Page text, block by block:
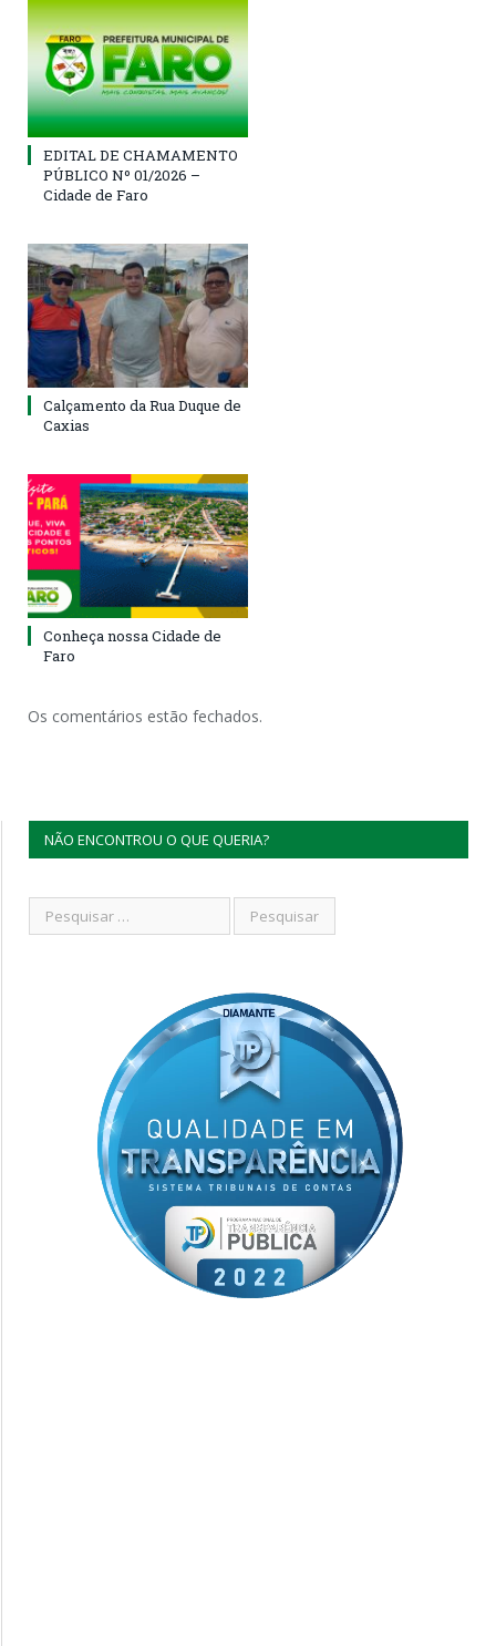
EDITAL DE CHAMAMENTO
PÚBLICO Nº 01/2026 –
Cidade de Faro
Calçamento da Rua Duque de
Caxias
Conheça nossa Cidade de
Faro
Os comentários estão fechados.
NÃO ENCONTROU O QUE QUERIA?